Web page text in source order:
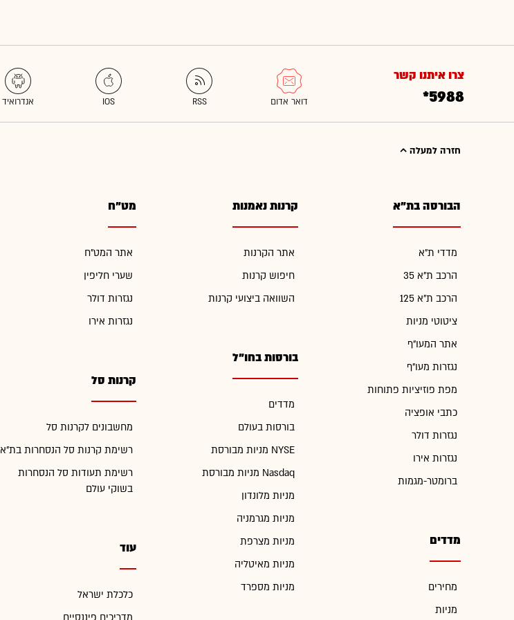
צרו איתנו קשר
*5988
חזרה למעלה
הבורסה בת"א
מדדי ת"א
הרכב ת"א 35
הרכב ת"א 125
ציטוטי מניות
אתר המעו"ף
נגזרות מעו"ף
מפת פוזיציות פתוחות
כתבי אופציה
נגזרות דולר
נגזרות אירו
ברומטר-מגמות
מדדים
מחירים
מניות
קרנות נאמנות
אתר הקרנות
חיפוש קרנות
השוואה ביצועי קרנות
בורסות בחו"ל
מדדים
בורסות בעולם
מניות מבורסת NYSE
מניות מבורסת Nasdaq
מניות מלונדון
מניות מגרמניה
מניות מצרפת
מניות מאיטליה
מניות מספרד
מט"ח
אתר המט"ח
שערי חליפין
נגזרות דולר
נגזרות אירו
קרנות סל
מחשבונים לקרנות סל
רשימת קרנות סל הנסחרות בת"א
רשימת תעודות סל הנסחרות
בשוקי עולם
עוד
כלכלת ישראל